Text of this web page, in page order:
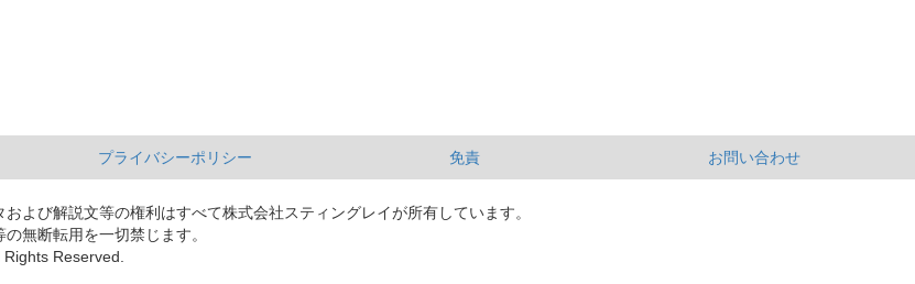
プライバシーポリシー 免責 お問い合わせ
よび解説文等の権利はすべて株式会社スティングレイが所有しています。
無断転用を一切禁じます。
Reserved.